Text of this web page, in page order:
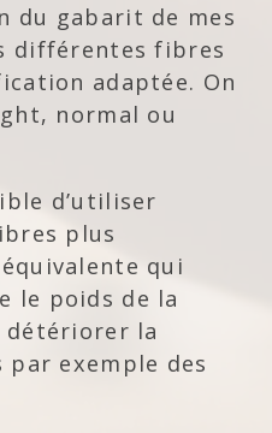
du gabarit de mes
différentes fibres
adaptée. On
normal ou
d’utiliser
plus
qui
le poids de la
la
par exemple des